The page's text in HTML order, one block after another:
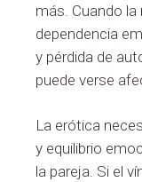
más. Cuando la
dependencia
y pérdida de
puede verse
La erótica
y equilibrio
la pareja. Si el